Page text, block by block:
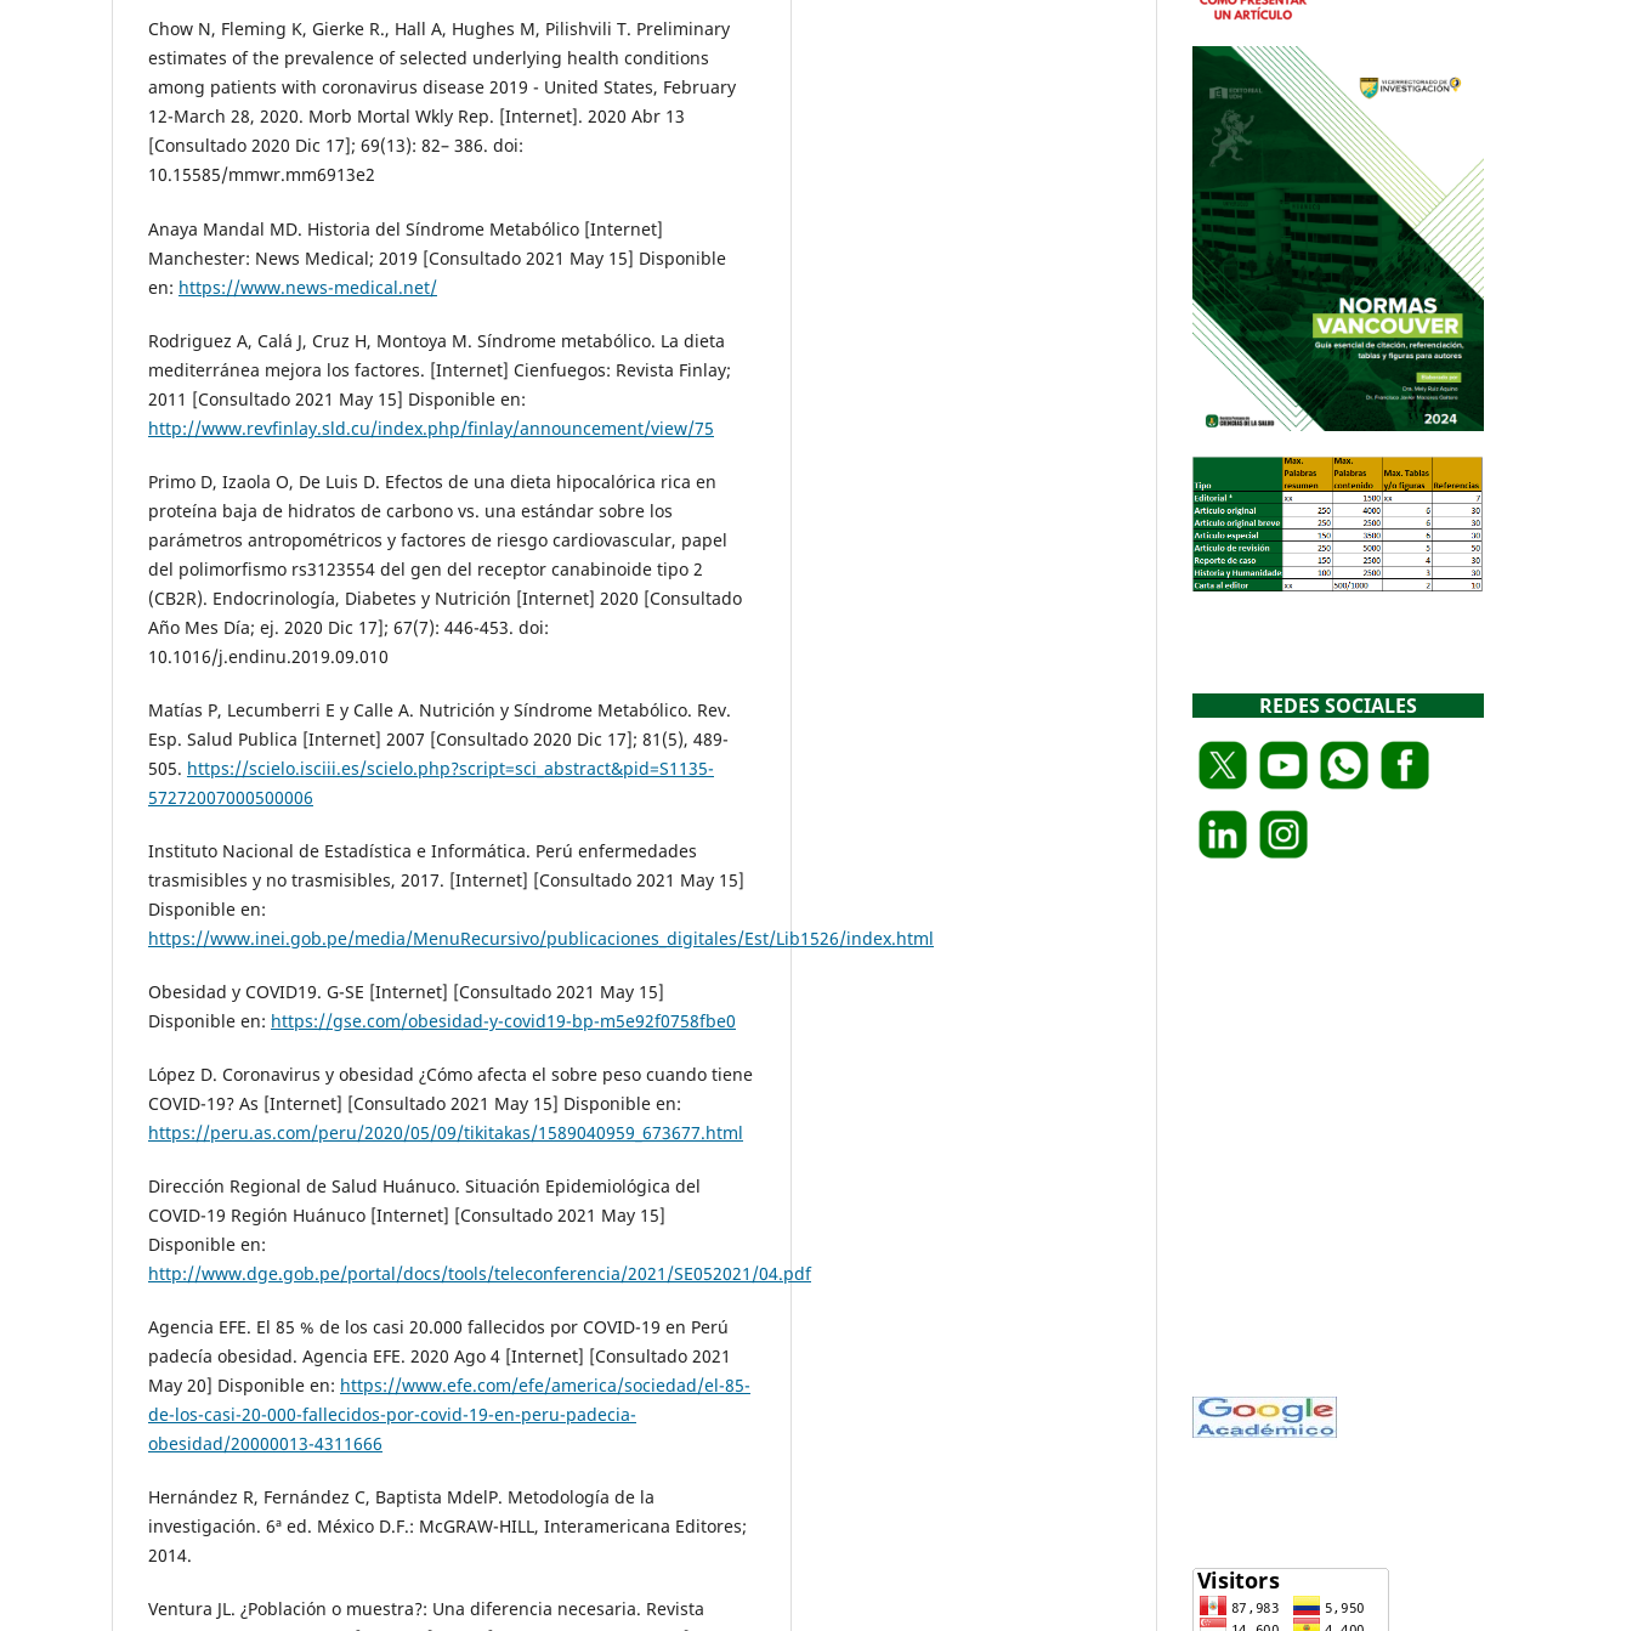
Chow N, Fleming K, Gierke R., Hall A, Hughes M, Pilishvili T. Preliminary
estimates of the prevalence of selected underlying health conditions
among patients with coronavirus disease 2019 - United States, February
12-March 28, 2020. Morb Mortal Wkly Rep. [Internet]. 2020 Abr 13
[Consultado 2020 Dic 17]; 69(13): 82– 386. doi:
10.15585/mmwr.mm6913e2
Anaya Mandal MD. Historia del Síndrome Metabólico [Internet]
Manchester: News Medical; 2019 [Consultado 2021 May 15] Disponible
en: https://www.news-medical.net/
Rodriguez A, Calá J, Cruz H, Montoya M. Síndrome metabólico. La dieta
mediterránea mejora los factores. [Internet] Cienfuegos: Revista Finlay;
2011 [Consultado 2021 May 15] Disponible en:
http://www.revfinlay.sld.cu/index.php/finlay/announcement/view/75
Primo D, Izaola O, De Luis D. Efectos de una dieta hipocalórica rica en
proteína baja de hidratos de carbono vs. una estándar sobre los
parámetros antropométricos y factores de riesgo cardiovascular, papel
del polimorfismo rs3123554 del gen del receptor canabinoide tipo 2
(CB2R). Endocrinología, Diabetes y Nutrición [Internet] 2020 [Consultado
Año Mes Día; ej. 2020 Dic 17]; 67(7): 446-453. doi:
10.1016/j.endinu.2019.09.010
Matías P, Lecumberri E y Calle A. Nutrición y Síndrome Metabólico. Rev.
Esp. Salud Publica [Internet] 2007 [Consultado 2020 Dic 17]; 81(5), 489-
505. https://scielo.isciii.es/scielo.php?script=sci_abstract&pid=S1135-
57272007000500006
Instituto Nacional de Estadística e Informática. Perú enfermedades
trasmisibles y no trasmisibles, 2017. [Internet] [Consultado 2021 May 15]
Disponible en:
https://www.inei.gob.pe/media/MenuRecursivo/publicaciones_digitales/Est/Lib1526/index.html
Obesidad y COVID19. G-SE [Internet] [Consultado 2021 May 15]
Disponible en: https://gse.com/obesidad-y-covid19-bp-m5e92f0758fbe0
López D. Coronavirus y obesidad ¿Cómo afecta el sobre peso cuando tiene
COVID-19? As [Internet] [Consultado 2021 May 15] Disponible en:
https://peru.as.com/peru/2020/05/09/tikitakas/1589040959_673677.html
Dirección Regional de Salud Huánuco. Situación Epidemiológica del
COVID-19 Región Huánuco [Internet] [Consultado 2021 May 15]
Disponible en:
http://www.dge.gob.pe/portal/docs/tools/teleconferencia/2021/SE052021/04.pdf
Agencia EFE. El 85 % de los casi 20.000 fallecidos por COVID-19 en Perú
padecía obesidad. Agencia EFE. 2020 Ago 4 [Internet] [Consultado 2021
May 20] Disponible en: https://www.efe.com/efe/america/sociedad/el-85-
de-los-casi-20-000-fallecidos-por-covid-19-en-peru-padecia-
obesidad/20000013-4311666
Hernández R, Fernández C, Baptista MdelP. Metodología de la
investigación. 6ª ed. México D.F.: McGRAW-HILL, Interamericana Editores;
2014.
Ventura JL. ¿Población o muestra?: Una diferencia necesaria. Revista
REDES SOCIALES